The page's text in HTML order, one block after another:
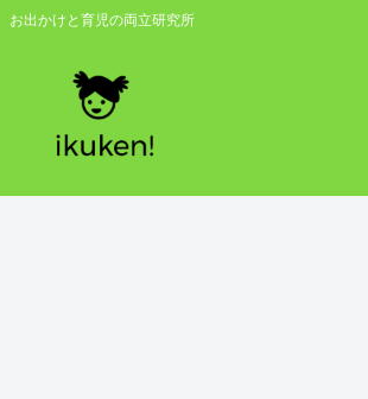
お出かけと育児の両立研究所